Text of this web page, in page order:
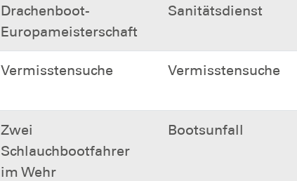
Drachenboot-
Europameisterschaft
Sanitätsdienst
Vermisstensuche Vermisstensuche
Zwei
Schlauchbootfahrer
im Wehr
Bootsunfall